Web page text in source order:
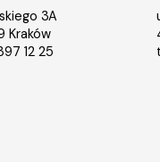
3A
Kraków
12 25